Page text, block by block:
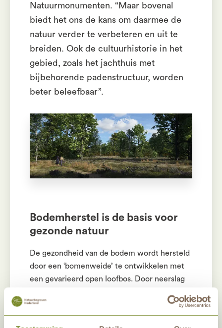
Natuurmonumenten. “Maar bovenal
biedt het ons de kans om daarmee de
natuur verder te verbeteren en uit te
breiden. Ook de cultuurhistorie in het
gebied, zoals het jachthuis met
bijbehorende padenstructuur, worden
beter beleefbaar”.
Bodemherstel is de basis voor
gezonde natuur
De gezondheid van de bodem wordt hersteld
door een ‘bomenweide’ te ontwikkelen met
een gevarieerd open loofbos. Door neerslag
verzuurd, waardoor veel eiken afgestorven
zijn. Natuurbegraven Nederland plant de